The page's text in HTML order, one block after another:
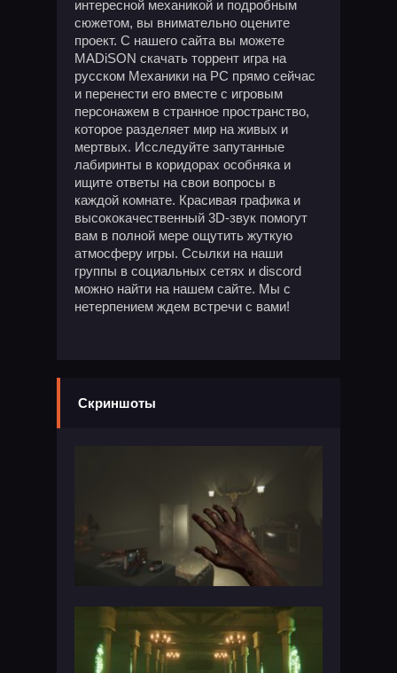
интересной механикой и подробным
сюжетом, вы внимательно оцените
проект. С нашего сайта вы можете
MADiSON скачать торрент игра на
русском Механики на PC прямо сейчас
и перенести его вместе с игровым
персонажем в странное пространство,
которое разделяет мир на живых и
мертвых. Исследуйте запутанные
лабиринты в коридорах особняка и
ищите ответы на свои вопросы в
каждой комнате. Красивая графика и
высококачественный 3D-звук помогут
вам в полной мере ощутить жуткую
атмосферу игры. Ссылки на наши
группы в социальных сетях и discord
можно найти на нашем сайте. Мы с
нетерпением ждем встречи с вами!
Скриншоты